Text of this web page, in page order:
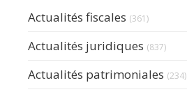
Actualités fiscales (361)
Actualités juridiques (837)
Actualités patrimoniales (234)